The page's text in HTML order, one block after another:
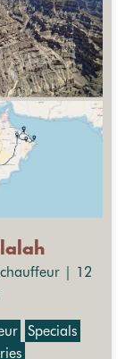
| 12
Specials